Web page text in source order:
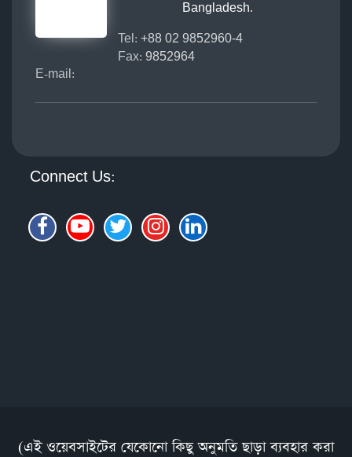
Bangladesh.
Tel: +88 02 9852960-4
Fax: 9852964
E-mail:
Connect Us:
(এই ওয়েবসাইটের যেকোনো কিছু অনুমতি ছাড়া ব্যবহার করা